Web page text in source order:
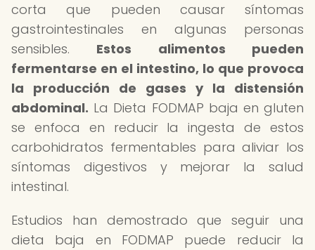
corta que pueden causar síntomas
gastrointestinales en algunas personas
sensibles. Estos alimentos pueden
fermentarse en el intestino, lo que provoca
la producción de gases y la distensión
abdominal. La Dieta FODMAP baja en gluten
se enfoca en reducir la ingesta de estos
carbohidratos fermentables para aliviar los
síntomas digestivos y mejorar la salud
intestinal.
Estudios han demostrado que seguir una
dieta baja en FODMAP puede reducir la